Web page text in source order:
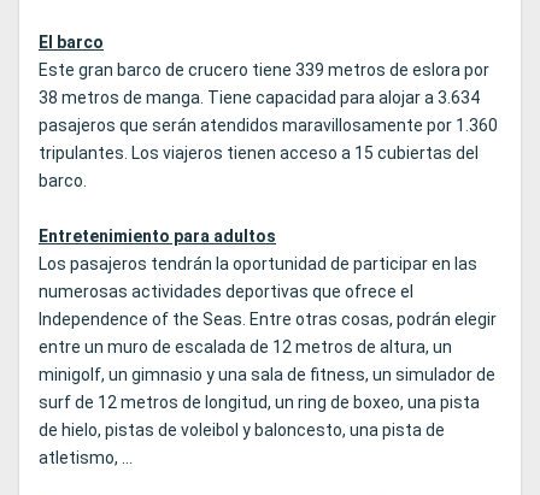
El barco
Este gran barco de crucero tiene 339 metros de eslora por
38 metros de manga. Tiene capacidad para alojar a 3.634
pasajeros que serán atendidos maravillosamente por 1.360
tripulantes. Los viajeros tienen acceso a 15 cubiertas del
barco.
Entretenimiento para adultos
Los pasajeros tendrán la oportunidad de participar en las
numerosas actividades deportivas que ofrece el
Independence of the Seas. Entre otras cosas, podrán elegir
entre un muro de escalada de 12 metros de altura, un
minigolf, un gimnasio y una sala de fitness, un simulador de
surf de 12 metros de longitud, un ring de boxeo, una pista
de hielo, pistas de voleibol y baloncesto, una pista de
atletismo, ...